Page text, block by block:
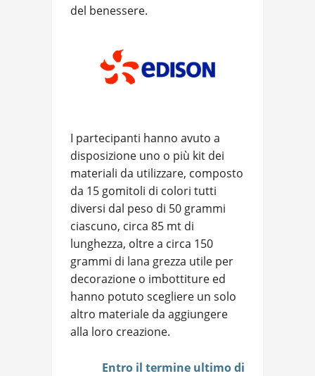
del benessere.
I partecipanti hanno avuto a
disposizione uno o più kit dei
materiali da utilizzare, composto
da 15 gomitoli di colori tutti
diversi dal peso di 50 grammi
ciascuno, circa 85 mt di
lunghezza, oltre a circa 150
grammi di lana grezza utile per
decorazione o imbottiture ed
hanno potuto scegliere un solo
altro materiale da aggiungere
alla loro creazione.
Entro il termine ultimo di